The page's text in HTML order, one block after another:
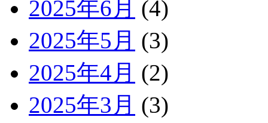
2025年6月 (4)
2025年5月 (3)
2025年4月 (2)
2025年3月 (3)